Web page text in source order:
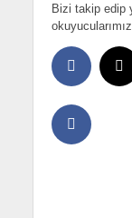
Bizi takip edip